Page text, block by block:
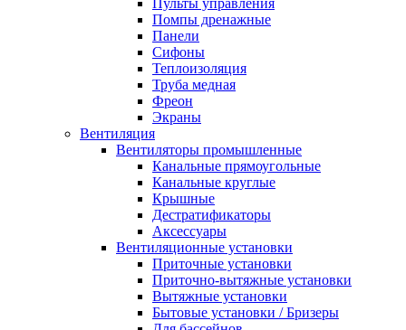
Пульты управления
Помпы дренажные
Панели
Сифоны
Теплоизоляция
Труба медная
Фреон
Экраны
Вентиляция
Вентиляторы промышленные
Канальные прямоугольные
Канальные круглые
Крышные
Дестратификаторы
Аксессуары
Вентиляционные установки
Приточные установки
Приточно-вытяжные установки
Вытяжные установки
Бытовые установки / Бризеры